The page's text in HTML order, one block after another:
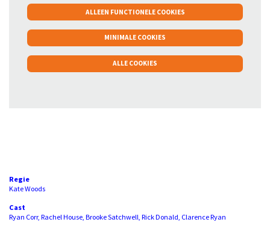
ALLEEN FUNCTIONELE COOKIES
MINIMALE COOKIES
ALLE COOKIES
Regie
Kate Woods
Cast
Ryan Corr, Rachel House, Brooke Satchwell, Rick Donald, Clarence Ryan
Inzoomen